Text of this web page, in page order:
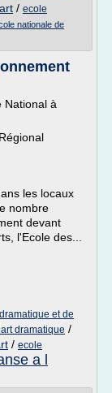
/ ecole
nationale de
National à
les locaux
nombre
devant
l'Ecole des...
et de
dramatique /
/ ecole
a l